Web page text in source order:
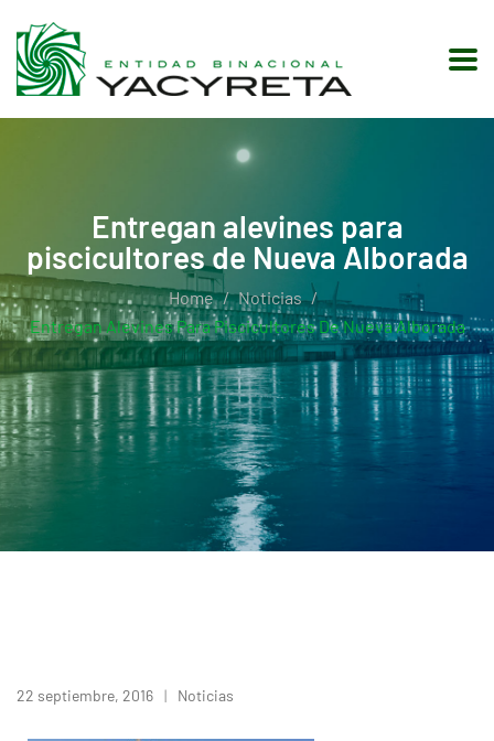
Entregan alevines para
piscicultores de Nueva Alborada
Home
Noticias
Entregan Alevines Para Piscicultores De Nueva Alborada
22 septiembre, 2016 Noticias